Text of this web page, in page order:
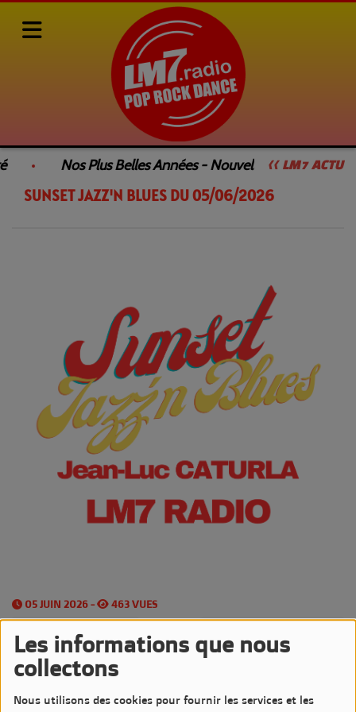
Les informations que nous
collectons
Nous utilisons des cookies pour fournir les services et les
<< LM7 ACTU
Nos Plus Belles Années - Nouvelle Émission
Rediffusions de nos émissions SUNSET JAZZ'N BLUES
SUNSET JAZZ'N BLUES DU 05/06/2026
05 JUIN 2026 - 463 VUES
Écouter le podcast
LesVendredis
avec l'émissionSunset Jazz'n Blues